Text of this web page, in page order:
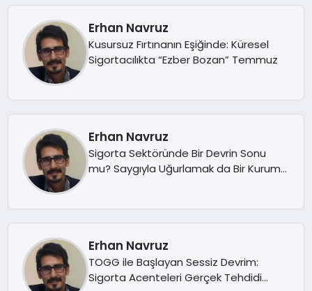
Erhan Navruz
Kusursuz Fırtınanın Eşiğinde: Küresel
Sigortacılıkta “Ezber Bozan” Temmuz
Erhan Navruz
Sigorta Sektöründe Bir Devrin Sonu
mu? Saygıyla Uğurlamak da Bir Kurum
Erhan Navruz
TOGG ile Başlayan Sessiz Devrim:
Sigorta Acenteleri Gerçek Tehdidi